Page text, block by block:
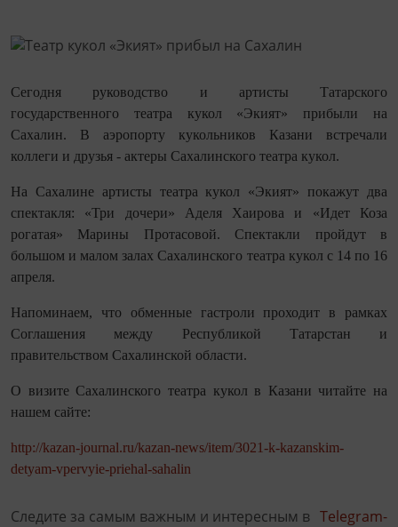
Сегодня руководство и артисты Татарского
государственного театра кукол «Экият» прибыли на
Сахалин. В аэропорту кукольников Казани встречали
коллеги и друзья - актеры Сахалинского театра кукол.
На Сахалине артисты театра кукол «Экият» покажут два
спектакля: «Три дочери» Аделя Хаирова и «Идет Коза
рогатая» Марины Протасовой. Спектакли пройдут в
большом и малом залах Сахалинского театра кукол с 14 по 16
апреля.
Напоминаем, что обменные гастроли проходит в рамках
Соглашения между Республикой Татарстан и
правительством Сахалинской области.
О визите Сахалинского театра кукол в Казани читайте на
нашем сайте:
http://kazan-journal.ru/kazan-news/item/3021-k-kazanskim-
detyam-vpervyie-priehal-sahalin
Следите за самым важным и интересным в Telegram-